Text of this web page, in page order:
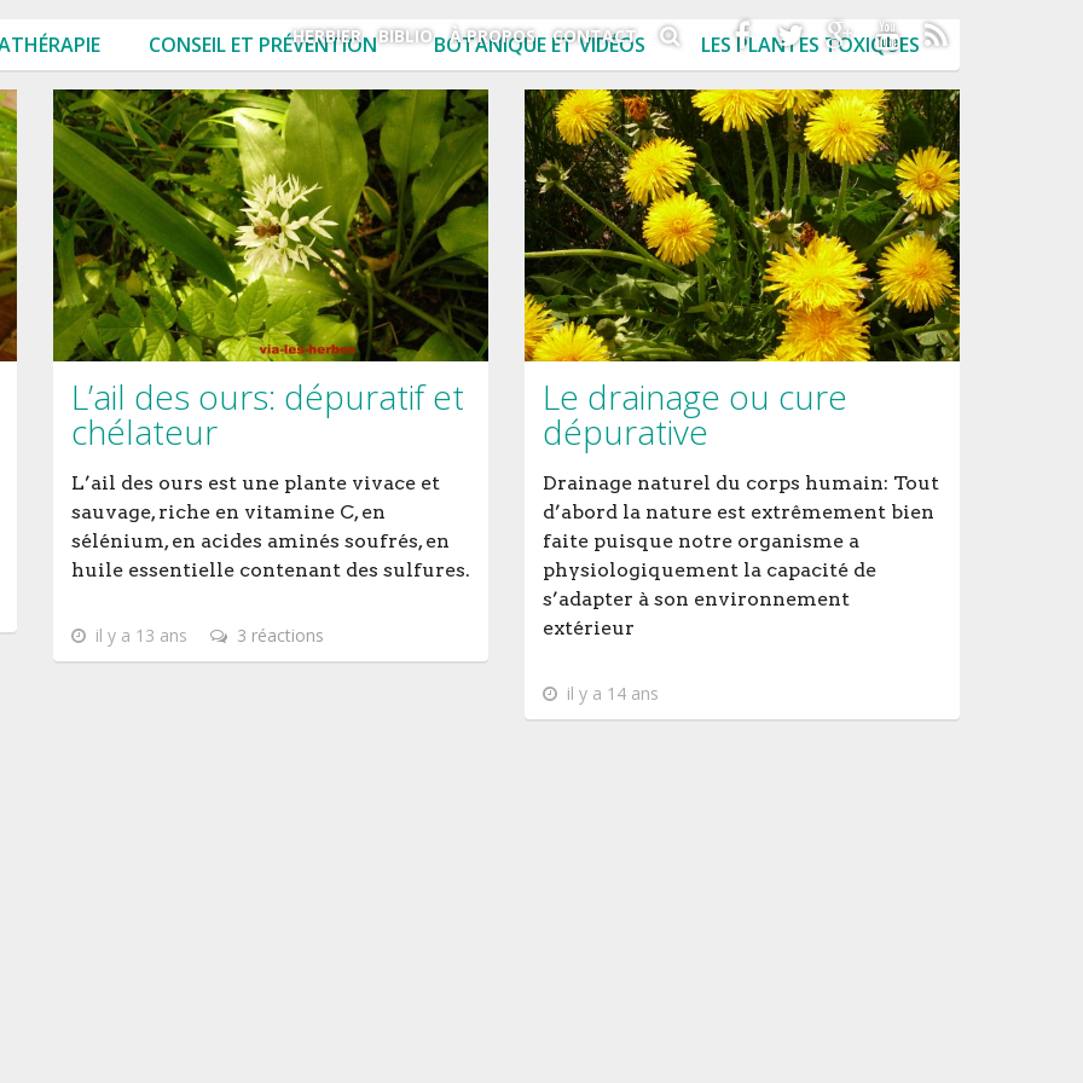
HERBIER BIBLIO À PROPOS CONTACT
CONSEIL ET PRÉVENTION BOTANIQUE ET VIDÉOS LES PLANTES TOXIQUES
L’ail des ours: dépuratif et
chélateur
L’ail des ours est une plante vivace et
sauvage, riche en vitamine C, en
sélénium, en acides aminés soufrés, en
huile essentielle contenant des sulfures.
il y a 13 ans 3 réactions
Le drainage ou cure
dépurative
Drainage naturel du corps humain: Tout
d’abord la nature est extrêmement bien
faite puisque notre organisme a
physiologiquement la capacité de
s’adapter à son environnement
extérieur
il y a 14 ans